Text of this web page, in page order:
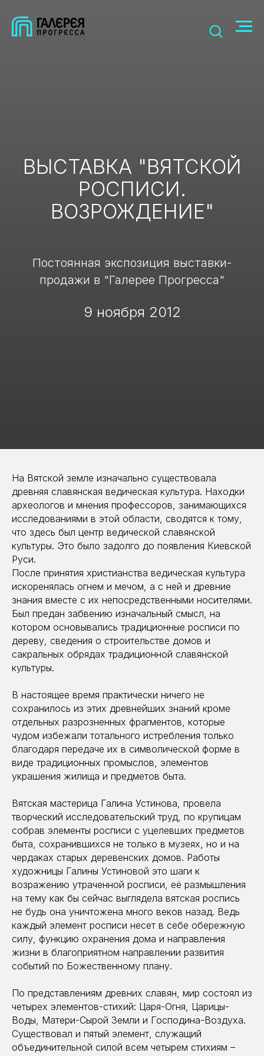
ВЫСТАВКА "ВЯТСКОЙ
РОСПИСИ.
ВОЗРОЖДЕНИЕ"
Постоянная экспозиция выставки-
продажи в "Галерее Прогресса"
9 ноября 2012
На Вятской земле изначально существовала
древняя славянская ведическая культура. Находки
археологов и мнения профессоров, занимающихся
исследованиями в этой области, сводятся к тому,
что здесь был центр ведической славянской
культуры. Это было задолго до появления Киевской
Руси.
После принятия христианства ведическая культура
искоренялась огнем и мечом, а с ней и древние
знания вместе с их непосредственными носителями.
Был предан забвению изначальный смысл, на
котором основывались традиционные росписи по
дереву, сведения о строительстве домов и
сакральных обрядах традиционной славянской
культуры.
В настоящее время практически ничего не
сохранилось из этих древнейших знаний кроме
отдельных разрозненных фрагментов, которые
чудом избежали тотального истребления только
благодаря передаче их в символической форме в
виде традиционных промыслов, элементов
украшения жилища и предметов быта.
Вятская мастерица Галина Устинова, провела
творческий исследовательский труд, по крупицам
собрав элементы росписи с уцелевших предметов
быта, сохранившихся не только в музеях, но и на
чердаках старых деревенских домов. Работы
художницы Галины Устиновой это шаги к
возражению утраченной росписи, её размышления
на тему как бы сейчас выглядела вятская роспись
не будь она уничтожена много веков назад. Ведь
каждый элемент росписи несет в себе обережную
силу, функцию охранения дома и направления
жизни в благоприятном направлении развития
событий по Божественному плану.
По представлениям древних славян, мир состоял из
четырех элементов-стихий: Царя-Огня, Царицы-
Воды, Матери-Сырой Земли и Господина-Воздуха.
Существовал и пятый элемент, служащий
объединительной силой всем четырем стихиям –